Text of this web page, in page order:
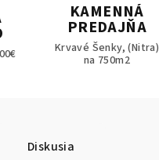
KAMENNÁ
PREDAJŇA
Krvavé Šenky, (Nitra)
na 750m2
Diskusia